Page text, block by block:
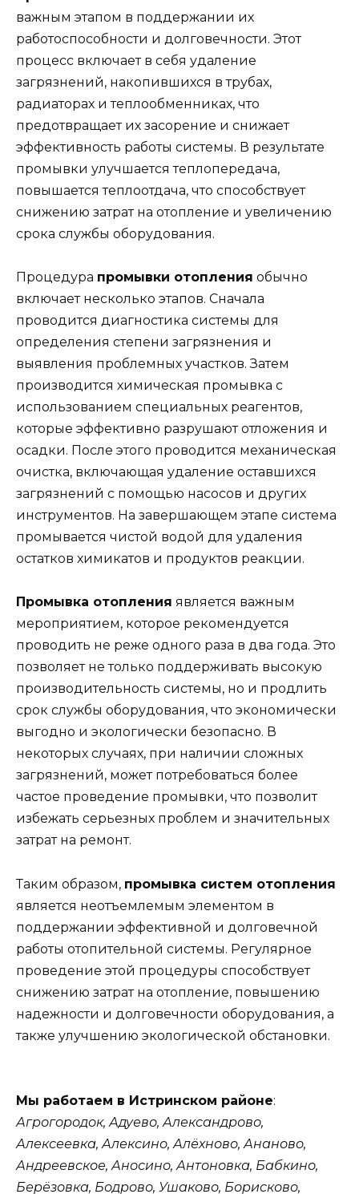
важным этапом в поддержании их
работоспособности и долговечности. Этот
процесс включает в себя удаление
загрязнений, накопившихся в трубах,
радиаторах и теплообменниках, что
предотвращает их засорение и снижает
эффективность работы системы. В результате
промывки улучшается теплопередача,
повышается теплоотдача, что способствует
снижению затрат на отопление и увеличению
срока службы оборудования.
Процедура промывки отопления обычно
включает несколько этапов. Сначала
проводится диагностика системы для
определения степени загрязнения и
выявления проблемных участков. Затем
производится химическая промывка с
использованием специальных реагентов,
которые эффективно разрушают отложения и
осадки. После этого проводится механическая
очистка, включающая удаление оставшихся
загрязнений с помощью насосов и других
инструментов. На завершающем этапе система
промывается чистой водой для удаления
остатков химикатов и продуктов реакции.
Промывка отопления является важным
мероприятием, которое рекомендуется
проводить не реже одного раза в два года. Это
позволяет не только поддерживать высокую
производительность системы, но и продлить
срок службы оборудования, что экономически
выгодно и экологически безопасно. В
некоторых случаях, при наличии сложных
загрязнений, может потребоваться более
частое проведение промывки, что позволит
избежать серьезных проблем и значительных
затрат на ремонт.
Таким образом, промывка систем отопления
является неотъемлемым элементом в
поддержании эффективной и долговечной
работы отопительной системы. Регулярное
проведение этой процедуры способствует
снижению затрат на отопление, повышению
надежности и долговечности оборудования, а
также улучшению экологической обстановки.
Мы работаем в Истринском районе:
Агрогородок, Адуево, Александрово,
Алексеевка, Алексино, Алёхново, Ананово,
Андреевское, Аносино, Антоновка, Бабкино,
Берёзовка, Бодрово, Ушаково, Борисково,